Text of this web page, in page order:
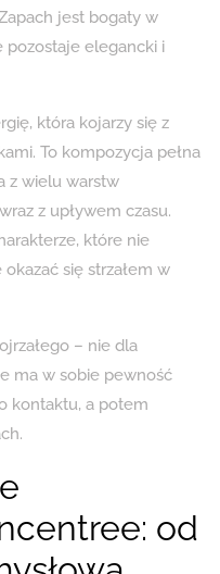
jest bogaty w
pozostaje elegancki i
która kojarzy się z
To kompozycja pełna
z wielu warstw
z upływem czasu.
które nie
się strzałem w
– nie dla
ma w sobie pewność
kontaktu, a potem
od